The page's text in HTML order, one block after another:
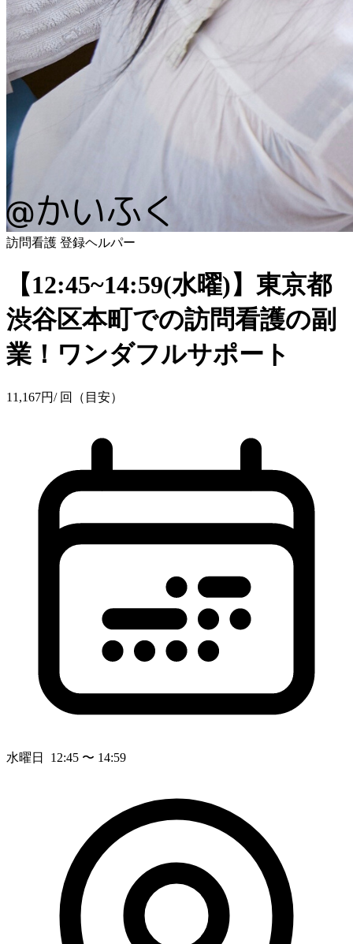
訪問看護 登録ヘルパー
【12:45~14:59(水曜)】東京都
渋谷区本町での訪問看護の副
業！ワンダフルサポート
11,167円/ 回（目安）
水曜日 12:45 〜 14:59